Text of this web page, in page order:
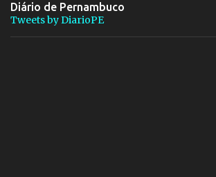
Diário de Pernambuco
Tweets by DiarioPE